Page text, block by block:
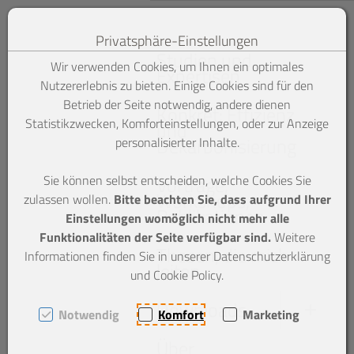
Zum Inhalt springen [AK + 0]
Zum linken senkrechten Hauptmenü springen [AK + 1]
Zum Kontaktmenü (oben rechts) springen [AK + 2]
Zum Widget-Menü rechts springen [AK + 3]
Zu den Inhalten im Fußbereich springen [AK + 4]
Studien und
Expertisen
Konkret: Effizienz
und
Dekarbonisierung
Vorträge,
Workshops,
Publikationen
Thesen, die mich
leiten
Downloads
Privatsphäre-Einstellungen
Wir verwenden Cookies, um Ihnen ein optimales
Nutzererlebnis zu bieten. Einige Cookies sind für den
Betrieb der Seite notwendig, andere dienen
Statistikzwecken, Komforteinstellungen, oder zur Anzeige
personalisierter Inhalte.
Sie können selbst entscheiden, welche Cookies Sie
zulassen wollen. Bitte beachten Sie, dass aufgrund Ihrer
Einstellungen womöglich nicht mehr alle
Funktionalitäten der Seite verfügbar sind.Weitere
Informationen finden Sie in unserer Datenschutzerklärung
und Cookie Policy.
Notwendig Komfort Marketing